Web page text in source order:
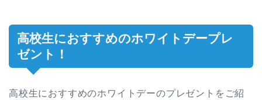
高校生におすすめのホワイトデープレ
ゼント！
高校生におすすめのホワイトデーのプレゼントをご紹